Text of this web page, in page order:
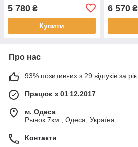
5 780 ₴
Купити
6 570₴
Про нас
93% позитивних з 29 відгуків за рік
Працює з 01.12.2017
м. Одеса
Рынок 7км., Одеса, Україна
Контакти